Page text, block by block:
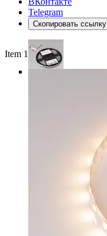
Telegram
Скопировать ссылку
Item 1 of 4